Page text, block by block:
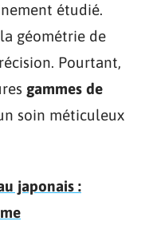
étudié.
géométrie de
Pourtant,
gammes de
soin méticuleux
japonais :